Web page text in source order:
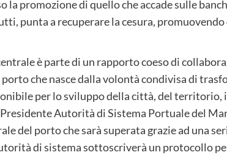
promozione di quello che accade sulle
punta a recuperare la cesura, promuovendo
è parte di un rapporto coeso di
che nasce dalla volontà condivisa di
per lo sviluppo della città, del territorio,
Presidente Autorità di Sistema Portuale del
del porto che sarà superata grazie ad una
di sistema sottoscriverà un protocollo